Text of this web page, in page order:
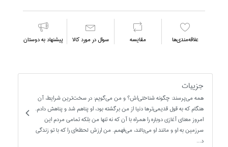
علاقه‌مندي‌ها مقايسه سوال در مورد كالا پیشنهاد به دوستان
جزییات
همه مي‌پرسند: چگونه شناختي‌اش؟ و من مي‌گويم: در سخت‌ترين شرايط، آن
هنگام كه به قول قديمي‌‌ترها دنيا از من برگشته بود، او پناهم شد و پناهش دادم.
امروز معناي آغازي دوباره را همراه با آن كه نه تنها من بلكه تمامي مردم اين
سرزمين به او و مانند او مي‌بالند، مي‌فهمم. من ارزش لحظه‌اي را كه با تو زندگي
د...